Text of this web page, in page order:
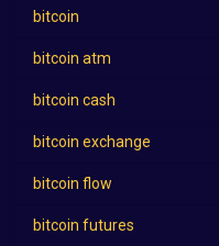
bitcoin
bitcoin atm
bitcoin cash
bitcoin exchange
bitcoin flow
bitcoin futures